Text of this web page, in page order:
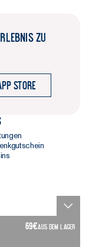
69€AUS DEM LAGER
ZU
store